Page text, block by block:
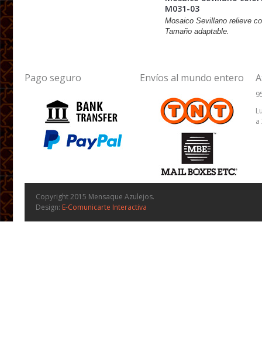
M031-03
Mosaico Sevillano relieve
Tamaño adaptable.
Pago seguro Envíos al mundo entero
a
Copyright 2015 Mensaque Azulejos.
Design: E-Comunicarte Interactiva